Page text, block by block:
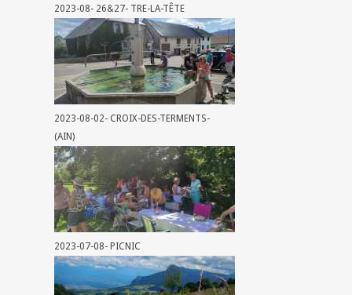
2023-08- 26&27- TRE-LA-TÊTE
2023-08-02- CROIX-DES-TERMENTS-
(AIN)
2023-07-08- PICNIC